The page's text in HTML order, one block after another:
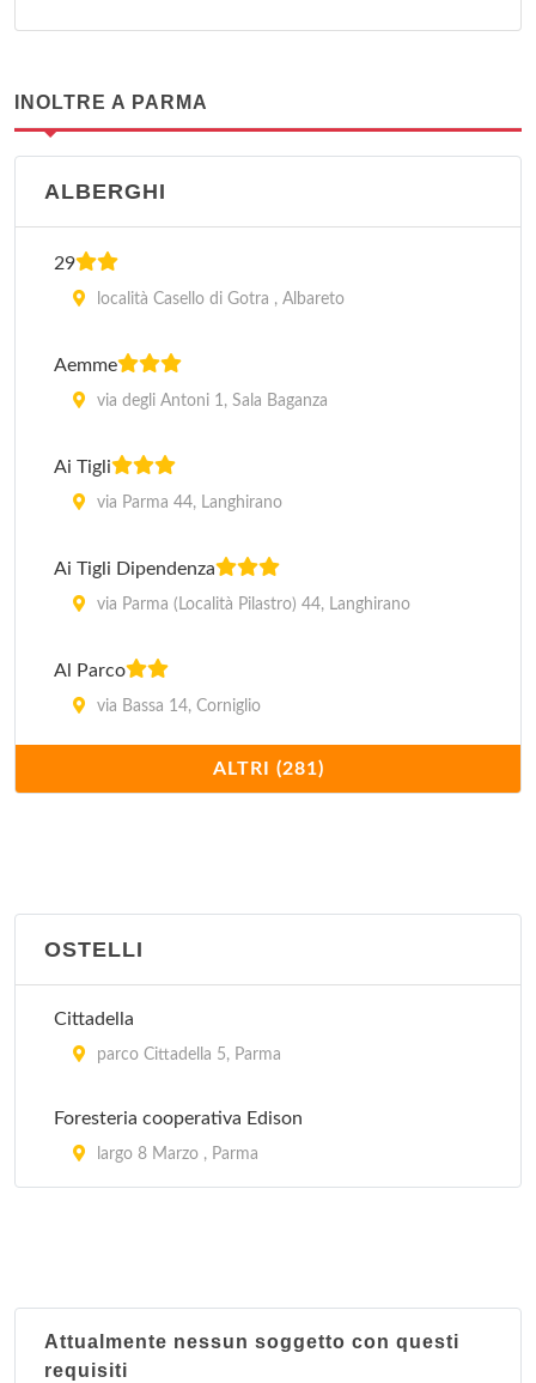
INOLTRE A PARMA
ALBERGHI
29
località Casello di Gotra , Albareto
Aemme
via degli Antoni 1, Sala Baganza
Ai Tigli
via Parma 44, Langhirano
Ai Tigli Dipendenza
via Parma (Località Pilastro) 44, Langhirano
Al Parco
via Bassa 14, Corniglio
Albergo di Stigliano Mario
viale Maria Luigia 1, Tabiano Bagni
via Roma 20, Salsomaggiore Terme
via Valentini 9, Salsomaggiore Terme
ALTRI (281)
OSTELLI
Cittadella
parco Cittadella 5, Parma
Foresteria cooperativa Edison
largo 8 Marzo , Parma
Attualmente nessun soggetto con questi
requisiti